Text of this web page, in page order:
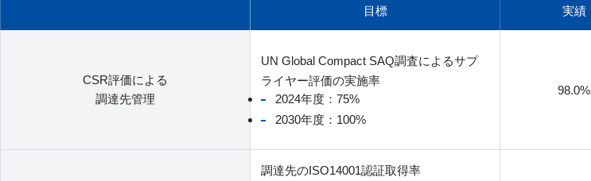
目標 実績
CSR評価による
調達先管理
UN Global Compact SAQ調査によるサプ
ライヤー評価の実施率
2024年度：75%
2030年度：100%
98.0%
調達先のISO14001認証取得率